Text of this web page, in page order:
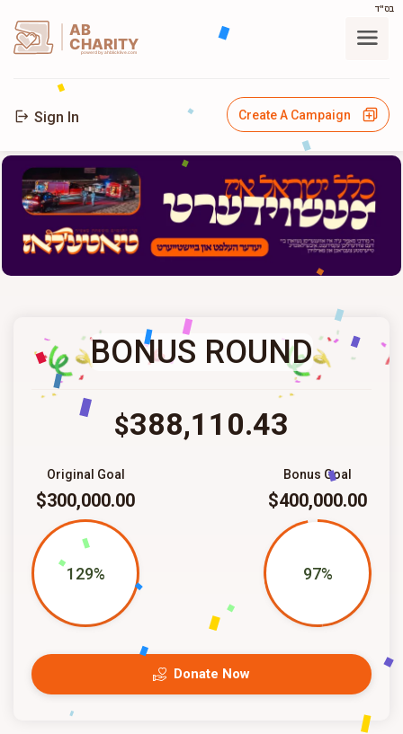
בס"ד
AB
CHARITY
powerd by ahblicklive.com
Sign In Create A Campaign
BONUS ROUND
$388,110.43
Bonus Goal
$400,000.00
97%
Original Goal
$300,000.00
129%
Donate Now